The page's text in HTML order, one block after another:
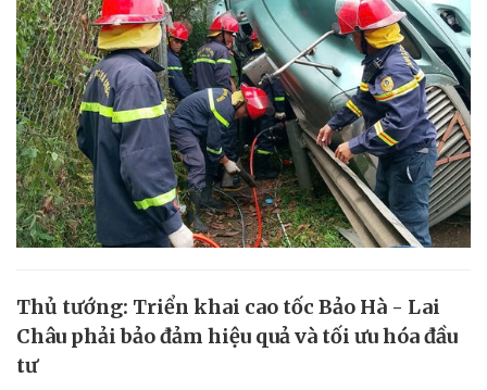
Thủ tướng: Triển khai cao tốc Bảo Hà - Lai
Châu phải bảo đảm hiệu quả và tối ưu hóa đầu
tư